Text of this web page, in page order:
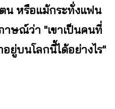
น หรือแม้กระทั่งแฟน
าษณ์ว่า "เขาเป็นคนที่
ยู่บนโลกนี้ได้อย่างไร"